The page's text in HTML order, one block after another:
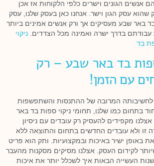
אנשים הגונים וישרים כלפי הלקוחות אז אכן
שהוא עסק הגון וישר. אנחנו כאן בעסק שלנו, עסק
בד באר שבע מעסיקים אך ורק אנשים אמינים ביותר
בדרך ישרה ואמינה מכל הצדדים. ניקוי
בד
בד באר שבע – רק
עם הזמן!
לחשיבותה המרובה של ההתנסות והשתפשפות
בתחום כמו שלנו, תחומי ניקוי ספות בד באר
מקפידים להעסיק רק עובדים עם ניסיון
זו ולא עובדים החדשים בתחום והתוצאה ללא
באופן ישיר באיכות ובמקצועיות. ותק הוא פריט
לקידום העסק. אצלנו מסיקים מסקנות מהעבר
העשייה הבאות איך לשכלל יותר את איכות